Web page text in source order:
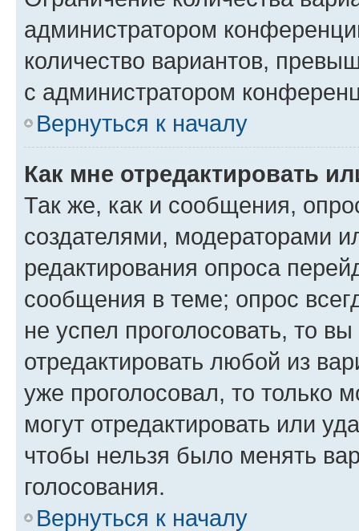
администратором
количество вариантов,
с администратором
Вернуться к началу
Как мне отредактировать
Так же, как и сообщения,
создателями, модераторами
редактирования опроса
сообщения в теме; опрос
не успел проголосовать, то
отредактировать любой из
уже проголосовал, то только
могут отредактировать или
чтобы нельзя было менять
голосования.
Вернуться к началу